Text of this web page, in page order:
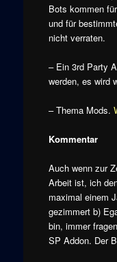
Bots kommen
und für
nicht verraten.
– Ein 3rd Party
werden, es wird
– Thema Mods.
Kommentar
Auch wenn zur
Arbeit ist, ich
maximal einem
gezimmert b)
bin, immer
SP Addon. Der